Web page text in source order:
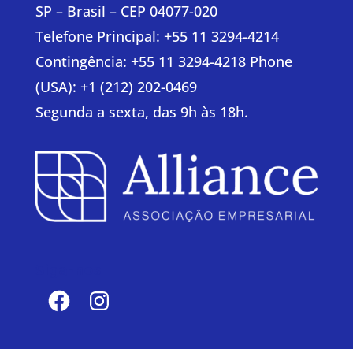
SP – Brasil – CEP 04077-020
Telefone Principal: +55 11 3294-4214
Contingência: +55 11 3294-4218 Phone
(USA): +1 (212) 202-0469
Segunda a sexta, das 9h às 18h.
FacebookInstagram